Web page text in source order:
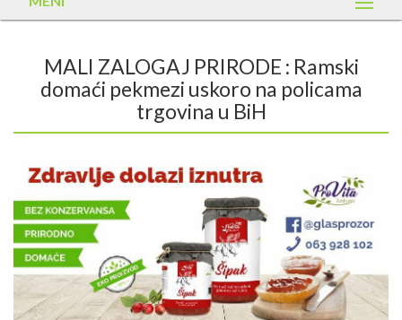
MALI ZALOGAJ PRIRODE : Ramski
domaći pekmezi uskoro na policama
trgovina u BiH